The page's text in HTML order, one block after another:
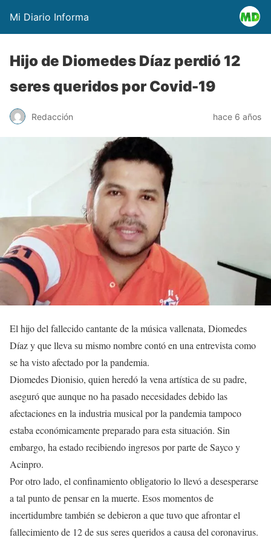
Mi Diario Informa
Hijo de Diomedes Díaz perdió 12
seres queridos por Covid-19
Redacción hace 6 años
El hijo del fallecido cantante de la música vallenata, Diomedes
Díaz y que lleva su mismo nombre contó en una entrevista como
se ha visto afectado por la pandemia.
Diomedes Dionisio, quien heredó la vena artística de su padre,
aseguró que aunque no ha pasado necesidades debido las
afectaciones en la industria musical por la pandemia tampoco
estaba económicamente preparado para esta situación. Sin
embargo, ha estado recibiendo ingresos por parte de Sayco y
Acinpro.
Por otro lado, el confinamiento obligatorio lo llevó a desesperarse
a tal punto de pensar en la muerte. Esos momentos de
incertidumbre también se debieron a que tuvo que afrontar el
fallecimiento de 12 de sus seres queridos a causa del coronavirus.